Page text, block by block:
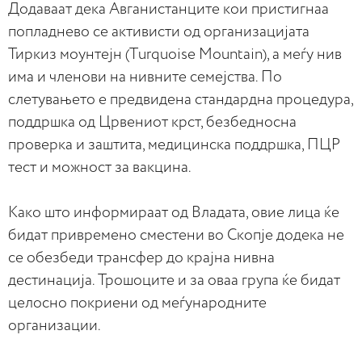
Додаваат дека Авганистанците кои пристигнаа
попладнево се активисти од организацијата
Тиркиз моунтејн (Тurquoise Мountаin), а меѓу нив
има и членови на нивните семејства. По
слетувањето е предвидена стандардна процедура,
поддршка од Црвениот крст, безбедносна
проверка и заштита, медицинска поддршка, ПЦР
тест и можност за вакцина.
Како што информираат од Владата, овие лица ќе
бидат привремено сместени во Скопје додека не
се обезбеди трансфер до крајна нивна
дестинација. Трошоците и за оваа група ќе бидат
целосно покриени од меѓународните
организации.